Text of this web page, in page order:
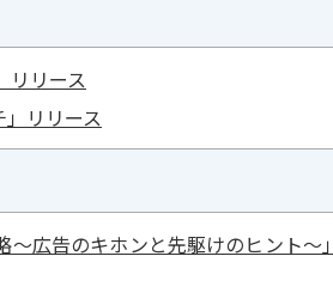
リリース
リリース
広告のキホンと先駆けのヒント